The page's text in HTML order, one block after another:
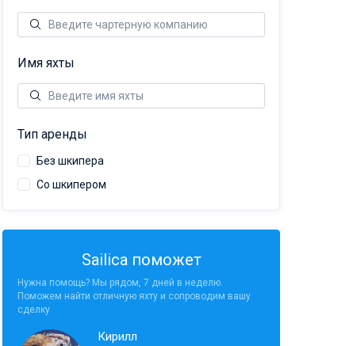
Имя яхты
Тип аренды
Без шкипера
Со шкипером
Sailica поможет
Нужна помощь? Мы рядом, 7 дней в неделю.
Поможем найти отличную яхту и сопроводим вашу
сделку
Кирилл